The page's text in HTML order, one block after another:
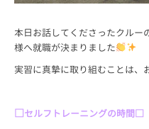
本日お話してくださったクルー
様へ就職が決まりました
実習に真摯に取り組むことは、
□セルフトレーニングの時間□